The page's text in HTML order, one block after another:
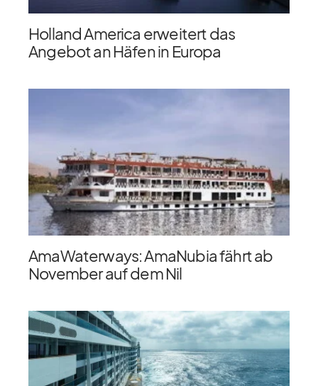
Holland America erweitert das
Angebot an Häfen in Europa
AmaWaterways: AmaNubia fährt ab
November auf dem Nil